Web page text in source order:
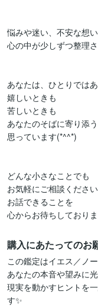
悩みや迷い、不安な想
心の中が少しずつ整理
あなたは、ひとりでは
嬉しいときも
苦しいときも
あなたのそばに寄り添
思っています(*^^*)
どんな小さなことでも
お気軽にご相談くださ
お話できることを
心からお待ちしており
購入にあたってのお
この鑑定はイエス／ノ
あなたの本音や望みに
現実を動かすヒントを
す✨